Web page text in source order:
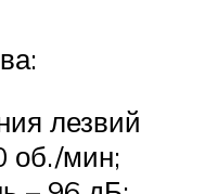
лезвий
об./мин;